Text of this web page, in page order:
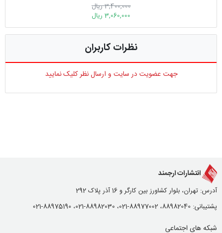
3,400,000 ریال
3,060,000 ریال
نظرات کاربران
جهت عضویت در سایت و ارسال نظر کلیک نمایید
انتشارات ارجمند
آدرس: تهران، بلوار کشاورز بین کارگر و 16 آذر پلاک 292
پشتیبانی: 88982040، 88977002-021، 88982030-021، 88975190-021
شبکه های اجتماعی